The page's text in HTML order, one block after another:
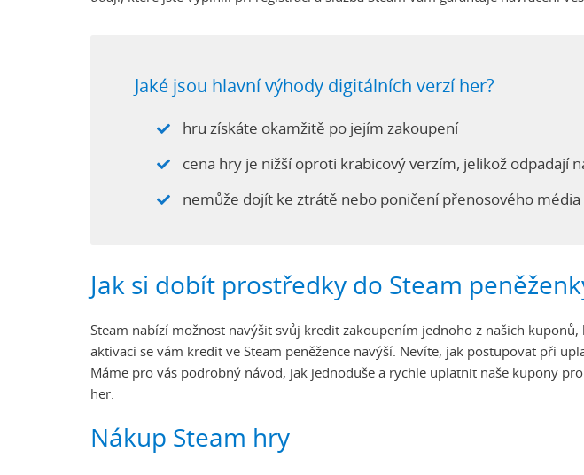
Jaké jsou hlavní výhody digitálních verzí her?
hru získáte okamžitě po jejím zakoupení
cena hry je nižší oproti krabicový verzím, jelikož odpadají
nemůže dojít ke ztrátě nebo poničení přenosového média
Jak si dobít prostředky do Steam
Steam nabízí možnost navýšit svůj kredit zakoupením jednoho z našich
aktivaci se vám kredit ve Steam peněžence navýší. Nevíte, jak postupovat při
Máme pro vás podrobný návod, jak jednoduše a rychle uplatnit naše kupony pro
her.
Nákup Steam hry